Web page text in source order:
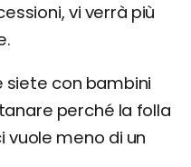
vi verrà più
siete con bambini
perché la folla
vuole meno di un